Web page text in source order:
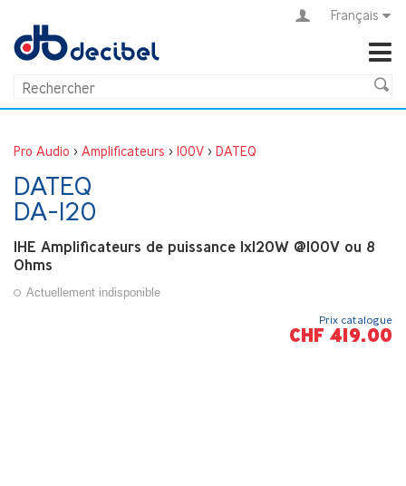
Français
Pro Audio > Amplificateurs > 100V > DATEQ
DATEQ
DA-120
1HE Amplificateurs de puissance 1x120W @100V ou 8
Ohms
Actuellement indisponible
Prix catalogue
CHF 419.00